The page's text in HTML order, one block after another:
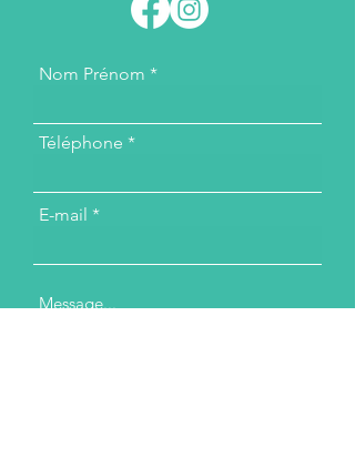
Nom Prénom
Téléphone
E-mail
Message...